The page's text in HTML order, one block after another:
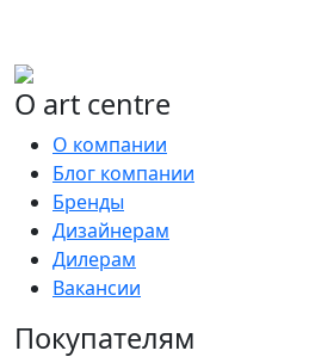
О art centre
О компании
Блог компании
Бренды
Дизайнерам
Дилерам
Вакансии
Покупателям